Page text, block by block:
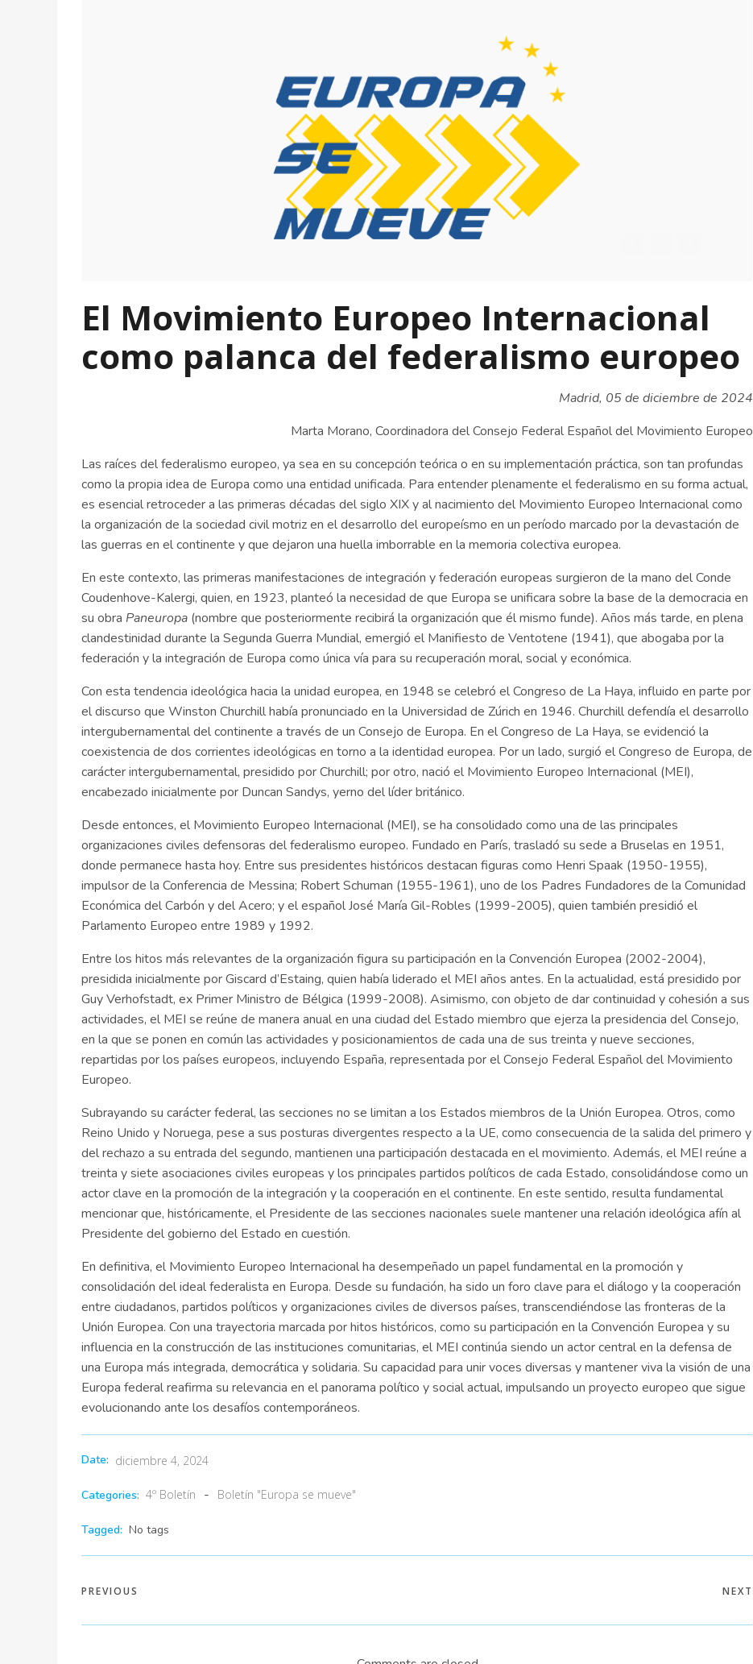
El Movimiento Europeo Internacional
como palanca del federalismo europeo
Madrid, 05 de diciembre de 2024
Marta Morano, Coordinadora del Consejo Federal Español del Movimiento Europeo
Las raíces del federalismo europeo, ya sea en su concepción teórica o en su implementación práctica, son tan profundas
como la propia idea de Europa como una entidad unificada. Para entender plenamente el federalismo en su forma actual,
es esencial retroceder a las primeras décadas del siglo XIX y al nacimiento del Movimiento Europeo Internacional como
la organización de la sociedad civil motriz en el desarrollo del europeísmo en un período marcado por la devastación de
las guerras en el continente y que dejaron una huella imborrable en la memoria colectiva europea.
En este contexto, las primeras manifestaciones de integración y federación europeas surgieron de la mano del Conde
Coudenhove-Kalergi, quien, en 1923, planteó la necesidad de que Europa se unificara sobre la base de la democracia en
su obra Paneuropa (nombre que posteriormente recibirá la organización que él mismo funde). Años más tarde, en plena
clandestinidad durante la Segunda Guerra Mundial, emergió el Manifiesto de Ventotene (1941), que abogaba por la
federación y la integración de Europa como única vía para su recuperación moral, social y económica.
Con esta tendencia ideológica hacia la unidad europea, en 1948 se celebró el Congreso de La Haya, influido en parte por
el discurso que Winston Churchill había pronunciado en la Universidad de Zúrich en 1946. Churchill defendía el desarrollo
intergubernamental del continente a través de un Consejo de Europa. En el Congreso de La Haya, se evidenció la
coexistencia de dos corrientes ideológicas en torno a la identidad europea. Por un lado, surgió el Congreso de Europa, de
carácter intergubernamental, presidido por Churchill; por otro, nació el Movimiento Europeo Internacional (MEI),
encabezado inicialmente por Duncan Sandys, yerno del líder británico.
Desde entonces, el Movimiento Europeo Internacional (MEI), se ha consolidado como una de las principales
organizaciones civiles defensoras del federalismo europeo. Fundado en París, trasladó su sede a Bruselas en 1951,
donde permanece hasta hoy. Entre sus presidentes históricos destacan figuras como Henri Spaak (1950-1955),
impulsor de la Conferencia de Messina; Robert Schuman (1955-1961), uno de los Padres Fundadores de la Comunidad
Económica del Carbón y del Acero; y el español José María Gil-Robles (1999-2005), quien también presidió el
Parlamento Europeo entre 1989 y 1992.
Entre los hitos más relevantes de la organización figura su participación en la Convención Europea (2002-2004),
presidida inicialmente por Giscard d’Estaing, quien había liderado el MEI años antes. En la actualidad, está presidido por
Guy Verhofstadt, ex Primer Ministro de Bélgica (1999-2008). Asimismo, con objeto de dar continuidad y cohesión a sus
actividades, el MEI se reúne de manera anual en una ciudad del Estado miembro que ejerza la presidencia del Consejo,
en la que se ponen en común las actividades y posicionamientos de cada una de sus treinta y nueve secciones,
repartidas por los países europeos, incluyendo España, representada por el Consejo Federal Español del Movimiento
Europeo.
Subrayando su carácter federal, las secciones no se limitan a los Estados miembros de la Unión Europea. Otros, como
Reino Unido y Noruega, pese a sus posturas divergentes respecto a la UE, como consecuencia de la salida del primero y
del rechazo a su entrada del segundo, mantienen una participación destacada en el movimiento. Además, el MEI reúne a
treinta y siete asociaciones civiles europeas y los principales partidos políticos de cada Estado, consolidándose como un
actor clave en la promoción de la integración y la cooperación en el continente. En este sentido, resulta fundamental
mencionar que, históricamente, el Presidente de las secciones nacionales suele mantener una relación ideológica afín al
Presidente del gobierno del Estado en cuestión.
En definitiva, el Movimiento Europeo Internacional ha desempeñado un papel fundamental en la promoción y
consolidación del ideal federalista en Europa. Desde su fundación, ha sido un foro clave para el diálogo y la cooperación
entre ciudadanos, partidos políticos y organizaciones civiles de diversos países, transcendiéndose las fronteras de la
Unión Europea. Con una trayectoria marcada por hitos históricos, como su participación en la Convención Europea y su
influencia en la construcción de las instituciones comunitarias, el MEI continúa siendo un actor central en la defensa de
una Europa más integrada, democrática y solidaria. Su capacidad para unir voces diversas y mantener viva la visión de una
Europa federal reafirma su relevancia en el panorama político y social actual, impulsando un proyecto europeo que sigue
evolucionando ante los desafíos contemporáneos.
Date: diciembre 4, 2024
Categories: 4º Boletín - Boletín "Europa se mueve"
Tagged: No tags
PREVIOUS NEXT